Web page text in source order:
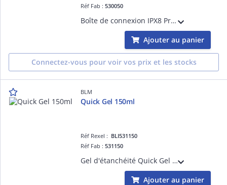
Réf Fab :530050
Boîte de connexion IPX8 Protec Gel Box 50 pré-remplie de gel polymérisé pour l'étanchéité rapide pour tous types de connexion : connecteurs automatiques, à leviers ou dominos. La connexion reste accessible pour une intervention ultérieure
Ajouter au panier
Connectez-vous pour voir vos prix et les stocks
BLM
Quick Gel 150ml
Réf Rexel : BLI531150
Réf Fab :531150
Gel d'étanchéité Quick Gel IP68 150ml. 1seul flacon avec polymérisateur pré-intégré : le mélange s'effectue directement dans le flacon. Possibilité d'intervenir sur les connexions et de ré-utiliser le même gel pour restaurer l'étanchéité
Ajouter au panier